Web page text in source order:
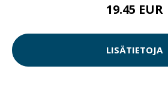
19.45 EUR
LISÄTIETOJA